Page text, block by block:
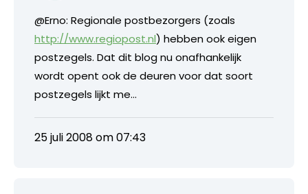
@Erno: Regionale postbezorgers (zoals
http://www.regiopost.nl) hebben ook eigen
postzegels. Dat dit blog nu onafhankelijk
wordt opent ook de deuren voor dat soort
postzegels lijkt me…
25 juli 2008 om 07:43